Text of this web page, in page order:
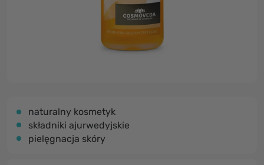
naturalny kosmetyk
składniki ajurwedyjskie
pielęgnacja skóry